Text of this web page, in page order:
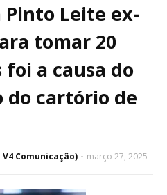
Leite ex-
tomar 20
a causa do
cartório de
Comunicação) março 27, 2025